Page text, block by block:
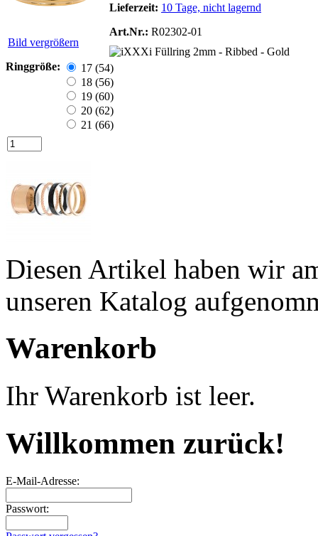
Bild vergrößern
Lieferzeit: 10 Tage, nicht lagernd
Art.Nr.: R02302-01
Ringgröße:
17 (54)
18 (56)
19 (60)
20 (62)
21 (66)
Diesen Artikel haben wir
unseren Katalog
Warenkorb
Ihr Warenkorb ist leer.
Willkommen zurück!
E-Mail-Adresse:
Passwort: